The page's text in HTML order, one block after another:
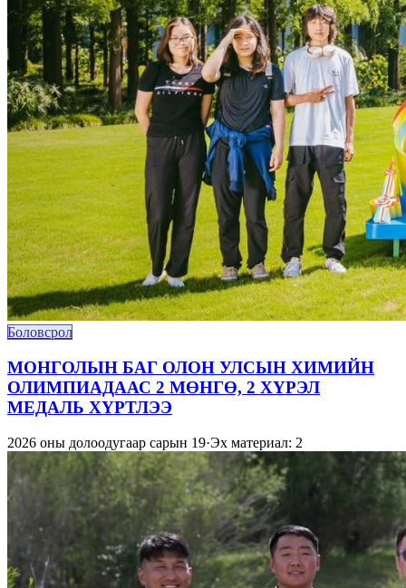
Боловсрол
МОНГОЛЫН БАГ ОЛОН УЛСЫН ХИМИЙН
ОЛИМПИАДААС 2 МӨНГӨ, 2 ХҮРЭЛ
МЕДАЛЬ ХҮРТЛЭЭ
2026 оны долоодугаар сарын 19·Эх материал: 2